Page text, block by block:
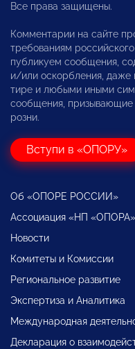
Все права защищены.
Комментарии на сайте
требованиям
публикуем сообщения,
и/или оскорбления, даже
тире и любыми иными
сообщения, призывающие
розни.
Вступи в «ОПОРУ»
Об «ОПОРЕ РОССИИ»
Ассоциация «НП «ОПОРА»
Новости
Комитеты и Комиссии
Региональное развитие
Экспертиза и Аналитика
Международная
Декларация о